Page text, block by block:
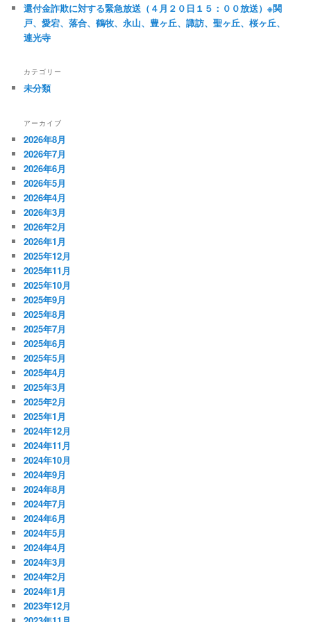
還付金詐欺に対する緊急放送（４月２０日１５：００放送）※関
戸、愛宕、落合、鶴牧、永山、豊ヶ丘、諏訪、聖ヶ丘、桜ヶ丘、
連光寺
カテゴリー
未分類
アーカイブ
2026年8月
2026年7月
2026年6月
2026年5月
2026年4月
2026年3月
2026年2月
2026年1月
2025年12月
2025年11月
2025年10月
2025年9月
2025年8月
2025年7月
2025年6月
2025年5月
2025年4月
2025年3月
2025年2月
2025年1月
2024年12月
2024年11月
2024年10月
2024年9月
2024年8月
2024年7月
2024年6月
2024年5月
2024年4月
2024年3月
2024年2月
2024年1月
2023年12月